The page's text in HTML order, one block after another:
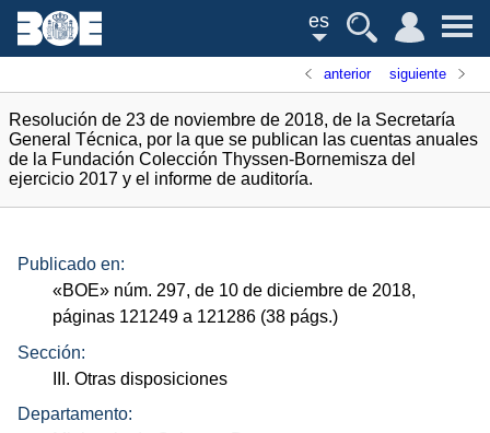
es
anterior siguiente
Resolución de 23 de noviembre de 2018, de la Secretaría
General Técnica, por la que se publican las cuentas anuales
de la Fundación Colección Thyssen-Bornemisza del
ejercicio 2017 y el informe de auditoría.
Publicado en:
«BOE» núm. 297, de 10 de diciembre de 2018,
páginas 121249 a 121286 (38 págs.)
Sección:
III. Otras disposiciones
Departamento: